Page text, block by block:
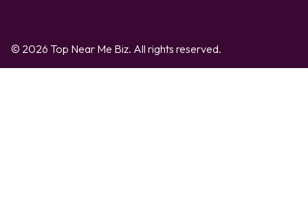
© 2026 Top Near Me Biz. All rights reserved.